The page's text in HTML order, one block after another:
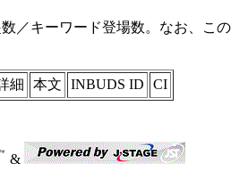
／キーワード登場数。なお、こ
細 本文 INBUDS ID CI
&